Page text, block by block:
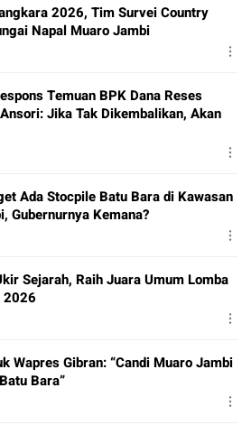
2026, Tim Survei Country
Napal Muaro Jambi
Temuan BPK Dana Reses
Jika Tak Dikembalikan, Akan
Ada Stocpile Batu Bara di Kawasan
Gubernurnya Kemana?
Sejarah, Raih Juara Umum Lomba
2026
Wapres Gibran: “Candi Muaro Jambi
Bara”